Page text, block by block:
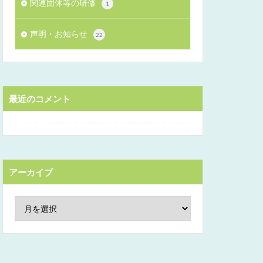
関連団体等の研修 1
声明・お知らせ 22
最近のコメント
アーカイブ